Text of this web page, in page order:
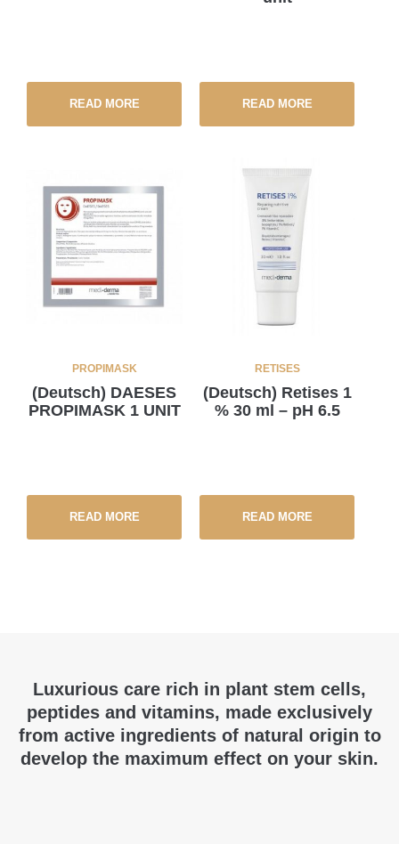
READ MORE READ MORE
PROPIMASK
(Deutsch) DAESES
PROPIMASK 1 UNIT
READ MORE
RETISES
(Deutsch) Retises 1
% 30 ml – pH 6.5
READ MORE
Luxurious care rich in plant stem cells,
peptides and vitamins, made exclusively
from active ingredients of natural origin to
develop the maximum effect on your skin.